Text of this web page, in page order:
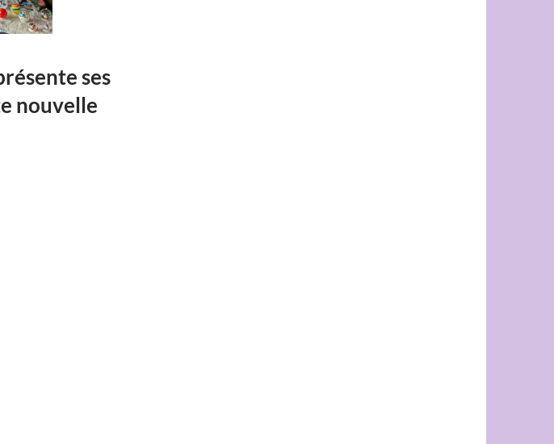
ses
nouvelle